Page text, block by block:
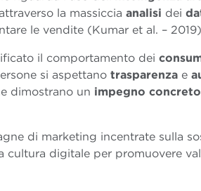
la massiccia analisi dei
le vendite (Kumar et al. –
il comportamento dei
si aspettano trasparenza e
dimostrano un impegno
di marketing incentrate sulla
cultura digitale per promuovere